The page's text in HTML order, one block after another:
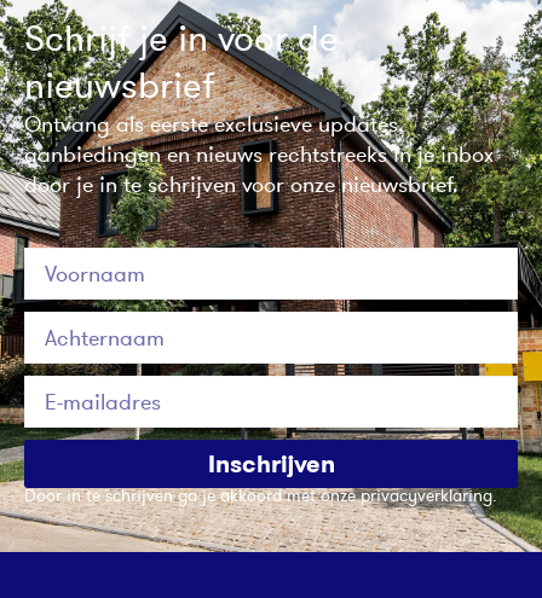
Schrijf je in voor de
nieuwsbrief
Ontvang als eerste exclusieve updates,
aanbiedingen en nieuws rechtstreeks in je inbox
door je in te schrijven voor onze nieuwsbrief.
Inschrijven
Door in te schrijven ga je akkoord met onze privacyverklaring.